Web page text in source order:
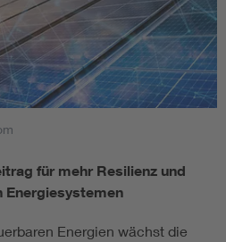
für mehr Resilienz und
Energiesystemen
Energien wächst die